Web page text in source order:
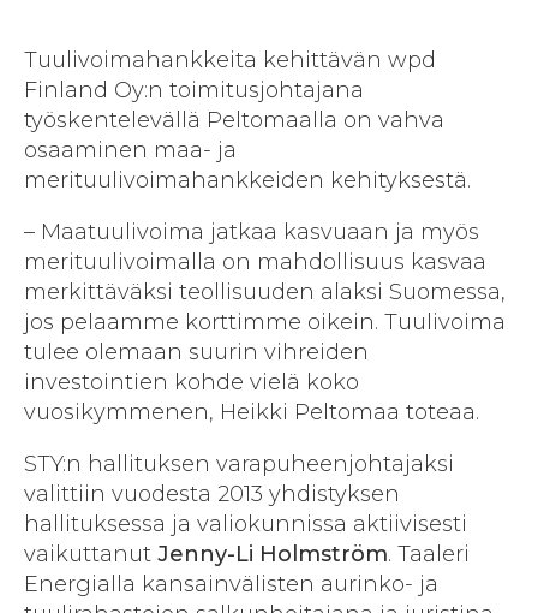
Tuulivoimahankkeita kehittävän wpd
Finland Oy:n toimitusjohtajana
työskentelevällä Peltomaalla on vahva
osaaminen maa- ja
merituulivoimahankkeiden kehityksestä.
– Maatuulivoima jatkaa kasvuaan ja myös
merituulivoimalla on mahdollisuus kasvaa
merkittäväksi teollisuuden alaksi Suomessa,
jos pelaamme korttimme oikein. Tuulivoima
tulee olemaan suurin vihreiden
investointien kohde vielä koko
vuosikymmenen, Heikki Peltomaa toteaa.
STY:n hallituksen varapuheenjohtajaksi
valittiin vuodesta 2013 yhdistyksen
hallituksessa ja valiokunnissa aktiivisesti
vaikuttanut Jenny-Li Holmström. Taaleri
Energialla kansainvälisten aurinko- ja